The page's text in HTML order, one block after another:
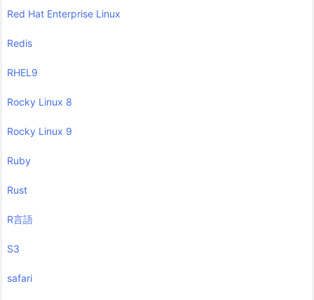
Red Hat Enterprise Linux
Redis
RHEL9
Rocky Linux 8
Rocky Linux 9
Ruby
Rust
R言語
S3
safari